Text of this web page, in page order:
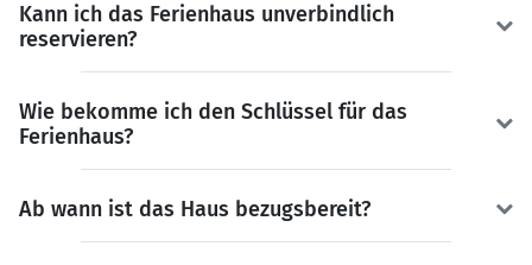
Kann ich das Ferienhaus unverbindlich
reservieren?
Wie bekomme ich den Schlüssel für das
Ferienhaus?
Ab wann ist das Haus bezugsbereit?